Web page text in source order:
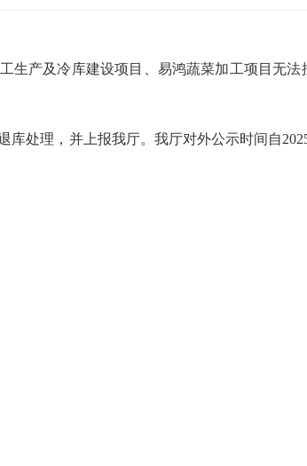
生产及冷库建设项目、易鸿蔬菜加工项目无
处理，并上报我厅。我厅对外公示时间自